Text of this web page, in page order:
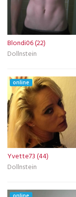
Blondi06 (22)
Dollnstein
online
Yvette73 (44)
Dollnstein
online